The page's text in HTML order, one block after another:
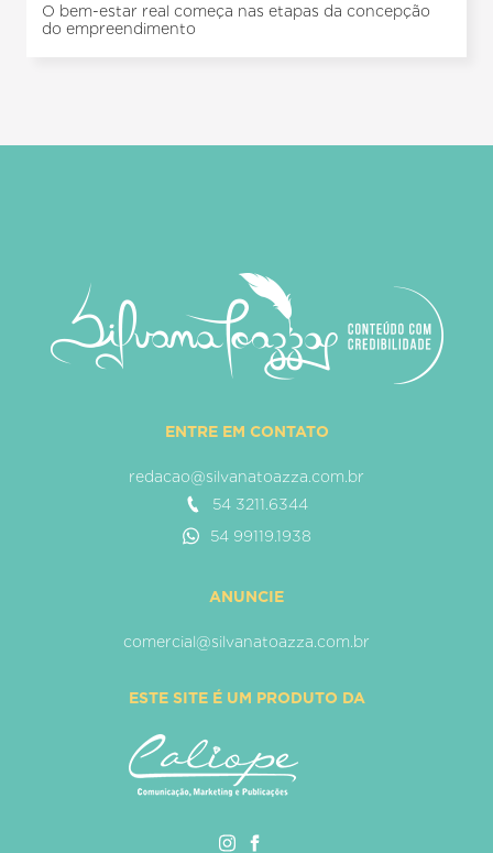
O bem-estar real começa nas etapas da concepção
do empreendimento
ENTRE EM CONTATO
redacao@silvanatoazza.com.br
54 3211.6344
54 99119.1938
ANUNCIE
comercial@silvanatoazza.com.br
ESTE SITE É UM PRODUTO DA